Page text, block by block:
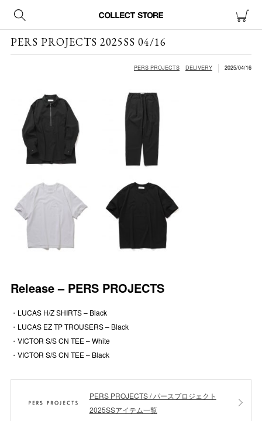
PERS PROJECTS 2025SS 04/16
PERS PROJECTS DELIVERY 2025/04/16
Release – PERS PROJECTS
・LUCAS H/Z SHIRTS – Black
・LUCAS EZ TP TROUSERS – Black
・VICTOR S/S CN TEE – White
・VICTOR S/S CN TEE – Black
PERS PROJECTS / パースプロジェクト
2025SSアイテム一覧